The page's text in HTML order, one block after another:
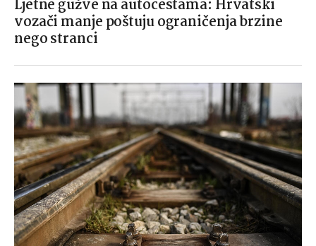
Ljetne gužve na autocestama: Hrvatski
vozači manje poštuju ograničenja brzine
nego stranci